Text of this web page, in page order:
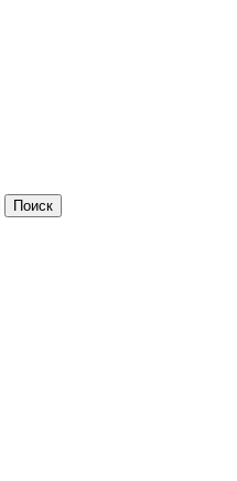
Поиск